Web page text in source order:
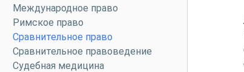
Международное право
Римское право
Сравнительное право
Сравнительное правоведение
Судебная медицина